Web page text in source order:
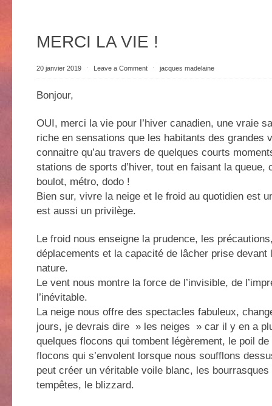
MERCI LA VIE !
20 janvier 2019 ⋅ Leave a Comment ⋅ jacques madelaine
Bonjour,
OUI, merci la vie pour l’hiver canadien, une vraie
riche en sensations que les habitants des grandes
connaitre qu’au travers de quelques courts
stations de sports d’hiver, tout en faisant la queue,
boulot, métro, dodo !
Bien sur, vivre la neige et le froid au quotidien est
est aussi un privilège.
Le froid nous enseigne la prudence, les
déplacements et la capacité de lâcher prise devant
nature.
Le vent nous montre la force de l’invisible, de
l’inévitable.
La neige nous offre des spectacles fabuleux,
jours, je devrais dire » les neiges » car il y en a
quelques flocons qui tombent légèrement, le poil
flocons qui s’envolent lorsque nous soufflons
peut créer un véritable voile blanc, les
tempêtes, le blizzard.